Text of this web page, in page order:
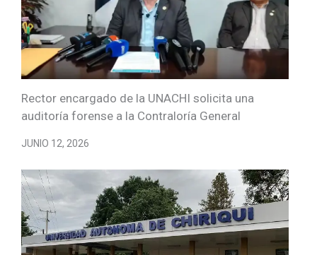
Rector encargado de la UNACHI solicita una
auditoría forense a la Contraloría General
JUNIO 12, 2026